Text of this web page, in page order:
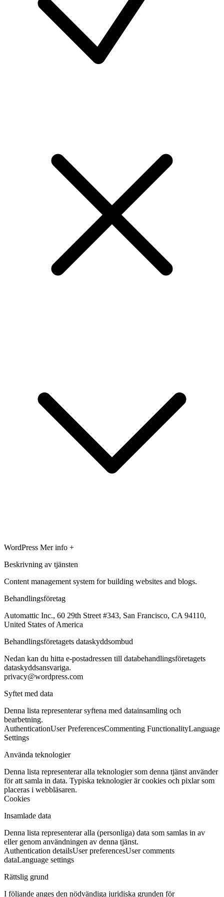
WordPress Mer info +
Beskrivning av tjänsten
Content management system for building websites and blogs.
Behandlingsföretag
Automattic Inc., 60 29th Street #343, San Francisco, CA 94110,
United States of America
Behandlingsföretagets dataskyddsombud
Nedan kan du hitta e-postadressen till databehandlingsföretagets
dataskyddsansvariga.
privacy@wordpress.com
Syftet med data
Denna lista representerar syftena med datainsamling och
bearbetning.
AuthenticationUser PreferencesCommenting FunctionalityLanguage
Settings
Använda teknologier
Denna lista representerar alla teknologier som denna tjänst använder
för att samla in data. Typiska teknologier är cookies och pixlar som
placeras i webbläsaren.
Cookies
Insamlade data
Denna lista representerar alla (personliga) data som samlas in av
eller genom användningen av denna tjänst.
Authentication detailsUser preferencesUser comments
dataLanguage settings
Rättslig grund
I följande anges den nödvändiga juridiska grunden för